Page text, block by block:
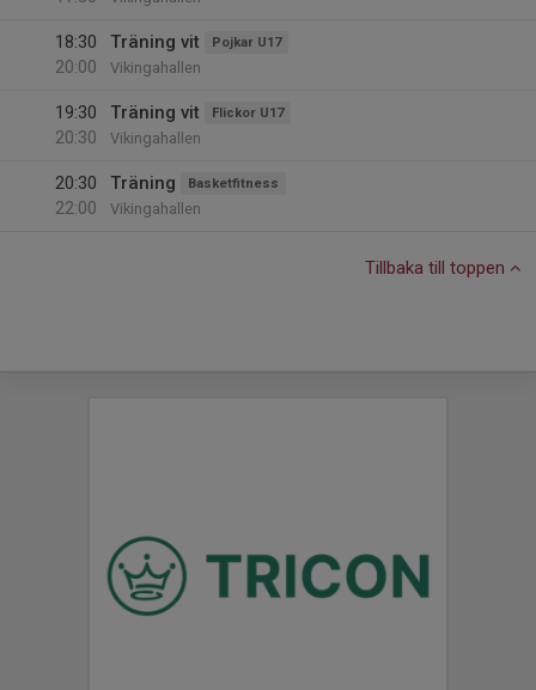
18:30
20:00
Träning vit Pojkar U17
Vikingahallen
19:30
20:30
Träning vit Flickor U17
Vikingahallen
20:30
22:00
Träning Basketfitness
Vikingahallen
Tillbaka till toppen